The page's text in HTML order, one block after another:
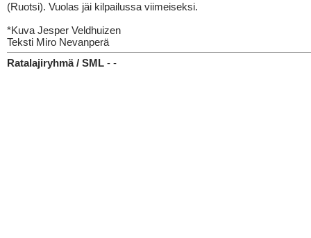
(Ruotsi). Vuolas jäi kilpailussa viimeiseksi.
*Kuva Jesper Veldhuizen
Teksti Miro Nevanperä
Ratalajiryhmä / SML - -